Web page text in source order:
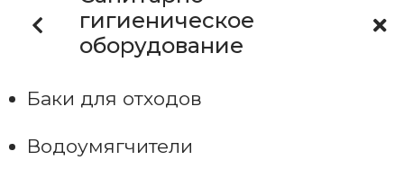
гигиеническое
оборудование
Баки для отходов
Водоумягчители